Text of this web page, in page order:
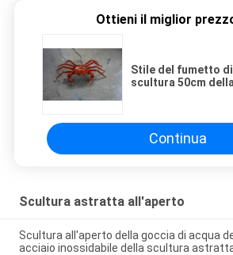
Ottieni il miglior
Stile del fumetto
scultura 50cm
Continua
Scultura astratta all'aperto
Scultura all'aperto della goccia di acqua
acciaio inossidabile della scultura